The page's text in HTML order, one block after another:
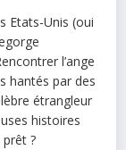
Etats-Unis (oui
l’ange
hantés par des
étrangleur
histoires
?